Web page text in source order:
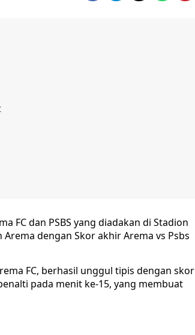
FC dan PSBS yang diadakan di Stadion
dengan Skor akhir Arema vs Psbs
FC, berhasil unggul tipis dengan skor
pada menit ke-15, yang membuat